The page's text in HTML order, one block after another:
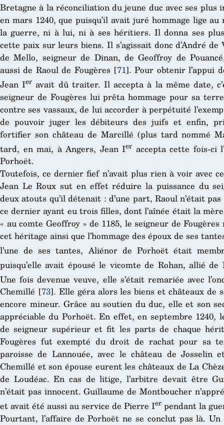
Bretagne à la réconciliation du jeune duc avec ses plus
en mars 1240, que puisqu’il avait juré hommage lige
la guerre, ni à lui, ni à ses héritiers. Il donna ses
cette paix sur leurs biens. Il s’agissait donc d’André de
de Mello, seigneur de Dinan, de Geoffroy de
aussi de Raoul de Fougères[71]. Pour obtenir l’appui
Jean Ier avait dû traiter. Il accepta à la même date,
seigneur de Fougères lui prêta hommage pour sa
contre ses vassaux, de lui accorder à perpétuité
de pouvoir juger les débiteurs des juifs et enfin,
fortifier son château de Marcillé (plus tard nommé
tard, en mai, à Angers, Jean Ier accepta cette fois-ci
Porhoët.
Toutefois, ce dernier fief n’avait plus rien à voir avec
Jean Le Roux sut en effet réduire la puissance du
deux atouts qu’il détenait : d’une part, Raoul n’était
ce dernier ayant eu trois filles, dont l’aînée était la
« au comte Geoffroy » de 1185, le seigneur de
cet héritage ainsi que l’hommage des époux de ses
l’une de ses tantes, Aliénor de Porhoët était
puisqu’elle avait épousé le vicomte de Rohan, allié
Une fois devenue veuve, elle s’était remariée avec
Chemillé [73]. Elle géra alors les biens et châteaux
encore mineur. Grâce au soutien du duc, elle et son
appréciable du Porhoët. En effet, en septembre 1240,
de seigneur supérieur et fit les parts de chaque
Fougères fut exempté du droit de rachat pour sa
paroisse de Lannouée, avec le château de
Chemillé et son épouse eurent les châteaux de La
de Loudéac. En cas de litige, l’arbitre devait être
n’était pas innocent. Guillaume de Montboucher
et avait été aussi au service de Pierre Ier pendant la
Pourtant, l’affaire de Porhoët ne se conclut pas là.